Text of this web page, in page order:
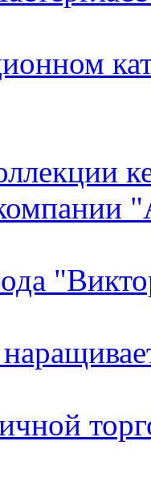
компании